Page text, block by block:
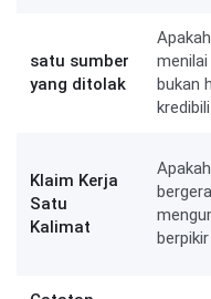
satu sumber
yang ditolak
bukan
Klaim Kerja
Satu
Kalimat
berpikir